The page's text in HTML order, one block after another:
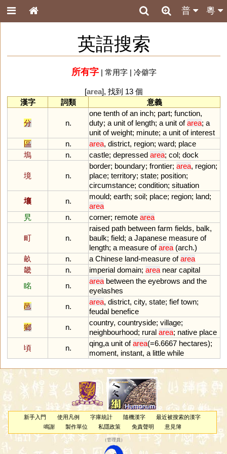
粵
普
英語搜索
所有字| 常用字| 冷僻字
[area], 找到 13 個
漢字
詞類 意義
分 n.
one tenth of an inch; part; function,
duty; a unit of length; a unit of area; a
unit of weight; minute; a unit of interest
區
n. area, district, region; ward; place
塢
n. castle; depressed area; col; dock
境 n.
border; boundary; frontier; area, region;
place; territory; state; position;
circumstance; condition; situation
壤
n.
mould; earth; soil; place; region; land;
area
旯
n. corner; remote area
町 n.
raised path between farm fields, balk,
baulk; field; a Japanese measure of
length; a measure of area (arch.)
畝
n. a Chinese land-measure of area
畿
n. imperial domain; area near capital
眳
n.
area between the eyebrows and the
eyelashes
邑
n.
area, district, city, state; fief town;
feudal benefice
鄉
n.
country, countryside; village;
neighbourhood; rural area; native place
頃
n.
qing,a unit of area(=6.6667 hectares);
moment, instant, a little while
新手入門 使用凡例 字庫統計 隨機漢字
最近被搜索的漢字
鳴謝
製作單位 私隱政策 免責聲明 意見簿
（管理員 ）